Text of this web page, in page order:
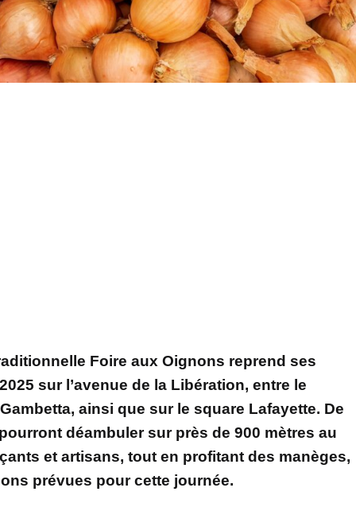
Foire aux Oignons reprend ses
sur l’avenue de la Libération, entre le
ainsi que sur le square Lafayette. De
déambuler sur près de 900 mètres au
et artisans, tout en profitant des manèges,
prévues pour cette journée.